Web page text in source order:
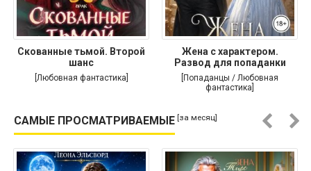
Скованные тьмой. Второй
шанс
[Любовная фантастика]
Жена с характером.
Развод для попаданки
[Попаданцы / Любовная
фантастика]
САМЫЕ ПРОСМАТРИВАЕМЫЕ [за месяц]